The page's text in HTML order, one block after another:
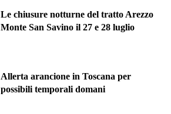
Le chiusure notturne del tratto Arezzo
Monte San Savino il 27 e 28 luglio
Allerta arancione in Toscana per
possibili temporali domani